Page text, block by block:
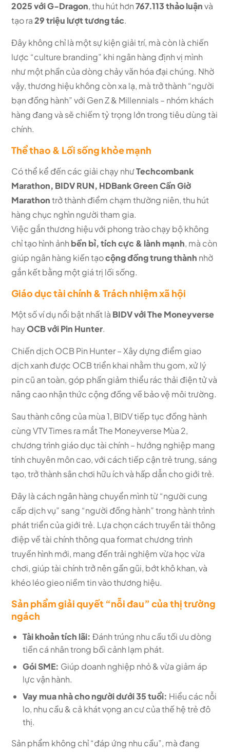
2025 với G-Dragon, thu hút hơn767.113 thảo luậnvà
tạo ra29 triệu lượt tương tác.
Đây không chỉ là một sự kiện giải trí, mà còn là chiến
lược “culture branding” khi ngân hàng định vị mình
như một phần của dòng chảy văn hóa đại chúng. Nhờ
vậy, thương hiệu không còn xa lạ, mà trở thành “người
bạn đồng hành” với Gen Z & Millennials – nhóm khách
hàng đang và sẽ chiếm tỷ trọng lớn trong tiêu dùng tài
chính.
Thể thao & Lối sống khỏe mạnh
Có thể kể đến các giải chạy nhưTechcombank
Marathon, BIDV RUN, HDBank Green Cần Giờ
Marathontrở thành điểm chạm thường niên, thu hút
hàng chục nghìn người tham gia.
Việc gắn thương hiệu với phong trào chạy bộ không
chỉ tạo hình ảnh bền bỉ, tích cực & lành mạnh, mà còn
giúp ngân hàng kiến tạocộng đồng trung thành nhờ
gắn kết bằng một giá trị lối sống.
Giáo dục tài chính & Trách nhiệm xã hội
Một số ví dụ nổi bật nhất là BIDV với The Moneyverse
hayOCB với Pin Hunter.
Chiến dịch OCB Pin Hunter – Xây dựng điểm giao
dịch xanh được OCB triển khai nhằm thu gom, xử lý
pin cũ an toàn, góp phần giảm thiểu rác thải điện tử và
nâng cao nhận thức cộng đồng về bảo vệ môi trường.
Sau thành công của mùa 1, BIDV tiếp tục đồng hành
cùng VTV Times ra mắt The Moneyverse Mùa 2,
chương trình giáo dục tài chính – hướng nghiệp mang
tính chuyên môn cao, với cách tiếp cận trẻ trung, sáng
tạo, trở thành sân chơi hữu ích và hấp dẫn cho giới trẻ.
Đây là cách ngân hàng chuyển mình từ “người cung
cấp dịch vụ” sang “người đồng hành” trong hành trình
phát triển của giới trẻ. Lựa chọn cách truyền tải thông
điệp về tài chính thông qua format chương trình
truyền hình mới, mang đến trải nghiệm vừa học vừa
chơi, giúp tài chính trở nên gần gũi, bớt khô khan, và
khéo léo gieo niềm tin vào thương hiệu.
Sản phẩm giải quyết “nỗi đau” của thị trường
ngách
Tài khoản tích lãi: Đánh trúng nhu cầu tối ưu dòng
tiền cá nhân trong bối cảnh lạm phát.
Gói SME: Giúp doanh nghiệp nhỏ & vừa giảm áp
lực vận hành.
Vay mua nhà cho người dưới 35 tuổi: Hiểu các nỗi
lo, nhu cầu & cả khát vọng an cư của thế hệ trẻ đô
thị.
Sản phẩm không chỉ “đáp ứng nhu cầu”, mà đang